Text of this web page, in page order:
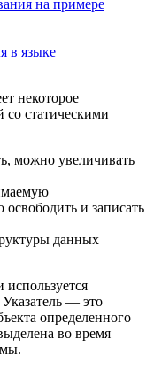
на примере
в языке
некоторое
статическими
можно увеличивать
и записать
данных
— это
определенного
во время